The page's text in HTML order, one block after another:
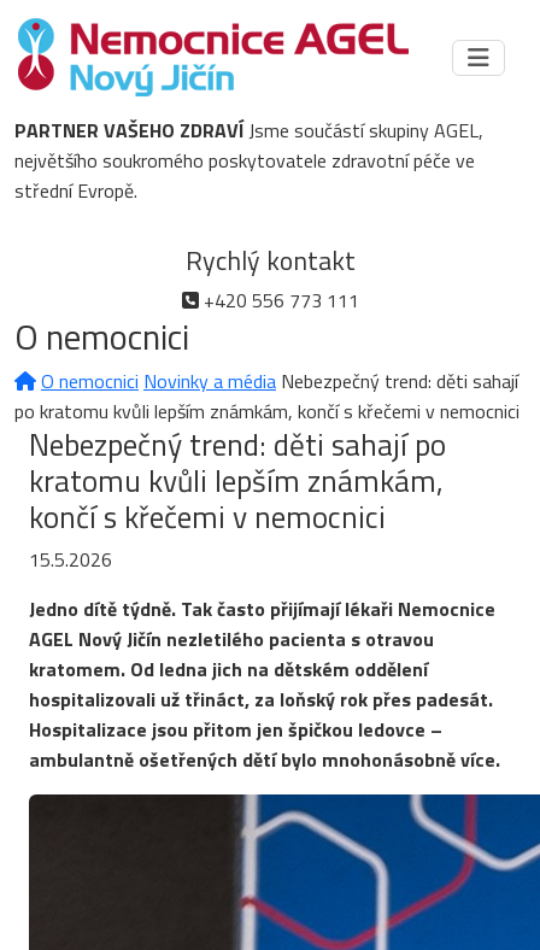
PARTNER VAŠEHO ZDRAVÍJsme součástí skupiny AGEL,
největšího soukromého poskytovatele zdravotní péče ve
střední Evropě.
Rychlý kontakt
+420 556 773 111
O nemocnici
O nemocnici Novinky a média Nebezpečný trend: děti sahají
po kratomu kvůli lepším známkám, končí s křečemi v nemocnici
Nebezpečný trend: děti sahají po
kratomu kvůli lepším známkám,
končí s křečemi v nemocnici
15.5.2026
Jedno dítě týdně. Tak často přijímají lékaři Nemocnice
AGEL Nový Jičín nezletilého pacienta s otravou
kratomem. Od ledna jich na dětském oddělení
hospitalizovali už třináct, za loňský rok přes padesát.
Hospitalizace jsou přitom jen špičkou ledovce –
ambulantně ošetřených dětí bylo mnohonásobně více.